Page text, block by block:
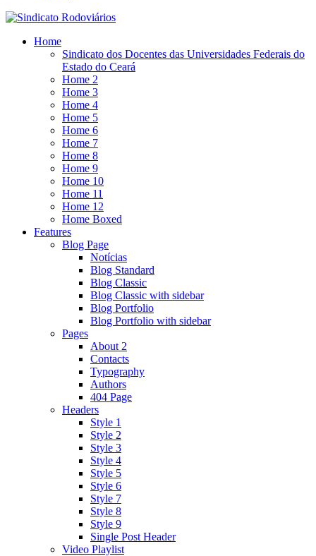
Home
Sindicato dos Docentes das Universidades Federais do
Estado do Ceará
Home 2
Home 3
Home 4
Home 5
Home 6
Home 7
Home 8
Home 9
Home 10
Home 11
Home 12
Home Boxed
Features
Blog Page
Notícias
Blog Standard
Blog Classic
Blog Classic with sidebar
Blog Portfolio
Blog Portfolio with sidebar
Pages
About 2
Contacts
Typography
Authors
404 Page
Headers
Style 1
Style 2
Style 3
Style 4
Style 5
Style 6
Style 7
Style 8
Style 9
Single Post Header
Video Playlist